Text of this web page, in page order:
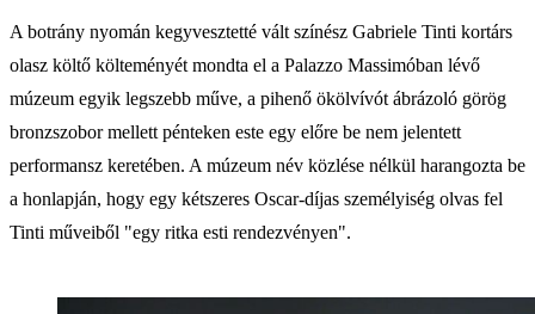
A botrány nyomán kegyvesztetté vált színész Gabriele Tinti kortárs
olasz költő költeményét mondta el a Palazzo Massimóban lévő
múzeum egyik legszebb műve, a pihenő ökölvívót ábrázoló görög
bronzszobor mellett pénteken este egy előre be nem jelentett
performansz keretében. A múzeum név közlése nélkül harangozta be
a honlapján, hogy egy kétszeres Oscar-díjas személyiség olvas fel
Tinti műveiből "egy ritka esti rendezvényen".